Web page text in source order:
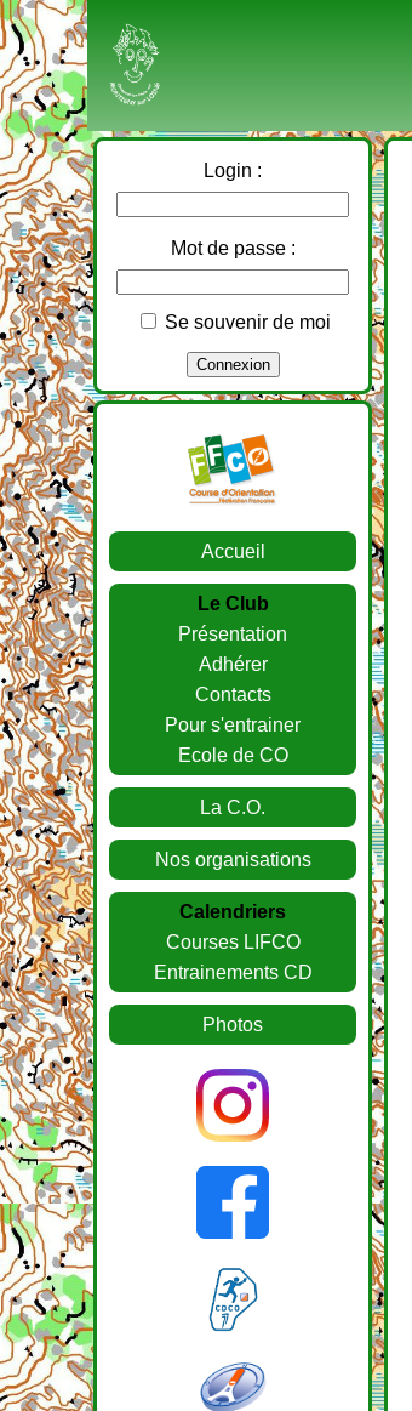
Login :
Mot de passe :
Se souvenir de moi
Accueil
Le Club
Présentation
Adhérer
Contacts
Pour s'entrainer
Ecole de CO
La C.O.
Nos organisations
Calendriers
Courses LIFCO
Entrainements CD
Photos